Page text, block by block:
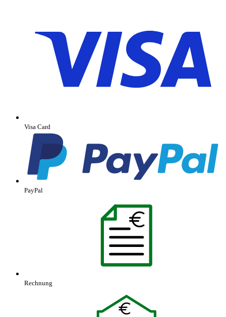
Visa Card
PayPal
Rechnung